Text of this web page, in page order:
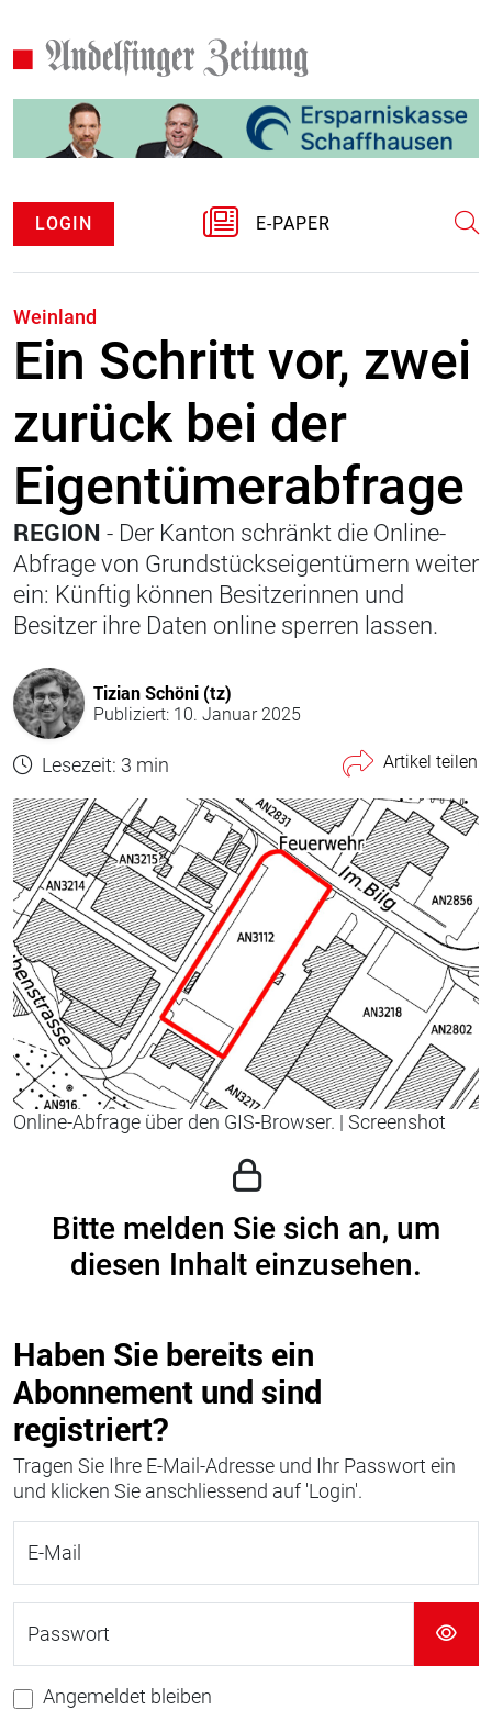
LOGIN E-PAPER
Weinland
Ein Schritt vor, zwei
zurück bei der
Eigentümerabfrage
REGION - Der Kanton schränkt die Online-
Abfrage von Grundstückseigentümern weiter
ein: Künftig können Besitzerinnen und
Besitzer ihre Daten online sperren lassen.
Tizian Schöni (tz)
Publiziert: 10. Januar 2025
Lesezeit: 3 min Artikel teilen
Online-Abfrage über den GIS-Browser. | Screenshot
Bitte melden Sie sich an, um
diesen Inhalt einzusehen.
Haben Sie bereits ein
Abonnement und sind
registriert?
Tragen Sie Ihre E-Mail-Adresse und Ihr Passwort ein
und klicken Sie anschliessend auf 'Login'.
E-Mail
Passwort
Angemeldet bleiben